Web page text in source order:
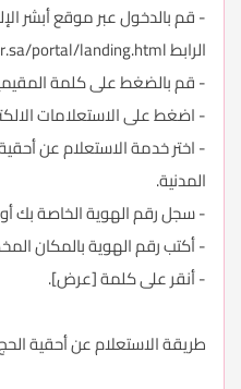
- قم بالدخول عبر موقع أبشر
الرابطportal/landing.html
- قم بالضغط على كلمة
- اضغط على الاستعلامات
- اختر خدمة الاستعلام عن
المدنية.
- سجل رقم الهوية الخاصة بك
- أكتب رقم الهوية بالمكان
- أنقر على كلمة [عرض].
طريقة الاستعلام عن أحقية